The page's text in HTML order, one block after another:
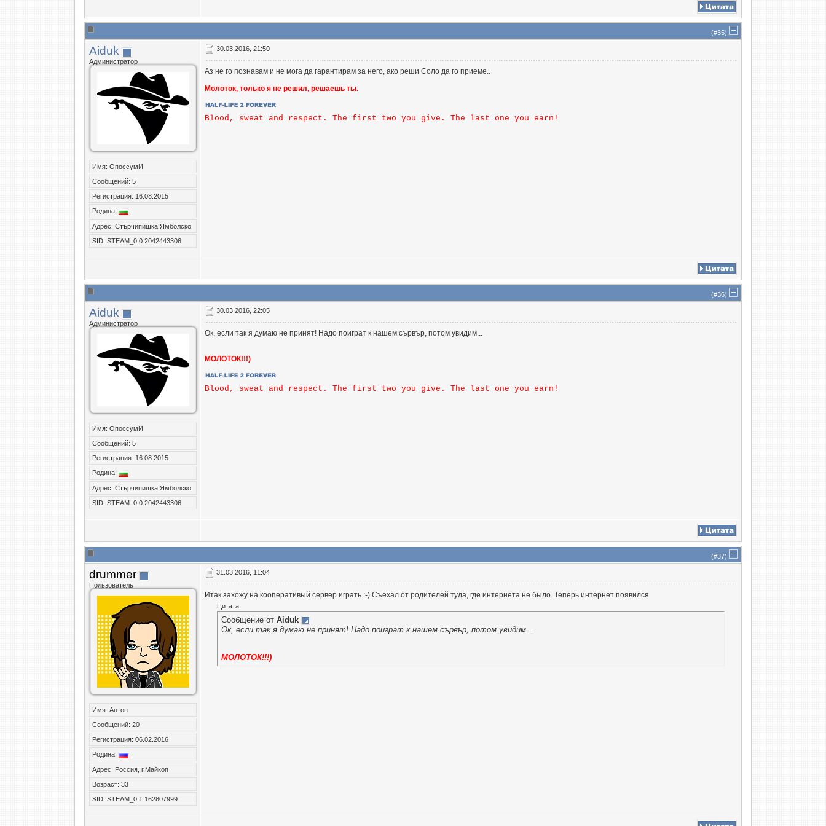
(#35)
Aiduk
Администратор
Имя: ОпоссумИ
Сообщений: 5
Регистрация: 16.08.2015
Родина:
Адрес: Стърчипишка Ямболско
SID: STEAM_0:0:2042443306
30.03.2016, 21:50
Аз не го познавам и не мога да гарантирам за него, ако реши Соло да го приеме..
Молоток, только я не решил, решаешь ты.
Blood, sweat and respect. The first two you give. The last one you earn!
(#36)
Aiduk
Администратор
Имя: ОпоссумИ
Сообщений: 5
Регистрация: 16.08.2015
Родина:
Адрес: Стърчипишка Ямболско
SID: STEAM_0:0:2042443306
30.03.2016, 22:05
Ок, если так я думаю не принят! Надо поиграт к нашем сървър, потом увидим...
МОЛОТОК!!!)
Blood, sweat and respect. The first two you give. The last one you earn!
(#37)
drummer
Пользователь
Имя: Антон
Сообщений: 20
Регистрация: 06.02.2016
Родина:
Адрес: Россия, г.Майкоп
Возраст: 33
SID: STEAM_0:1:162807999
31.03.2016, 11:04
Итак захожу на кооперативый сервер играть :-) Съехал от родителей туда, где интернета не было. Теперь интернет появился
Цитата:
Сообщение от Aiduk
Ок, если так я думаю не принят! Надо поиграт к нашем сървър, потом увидим...
МОЛОТОК!!!)